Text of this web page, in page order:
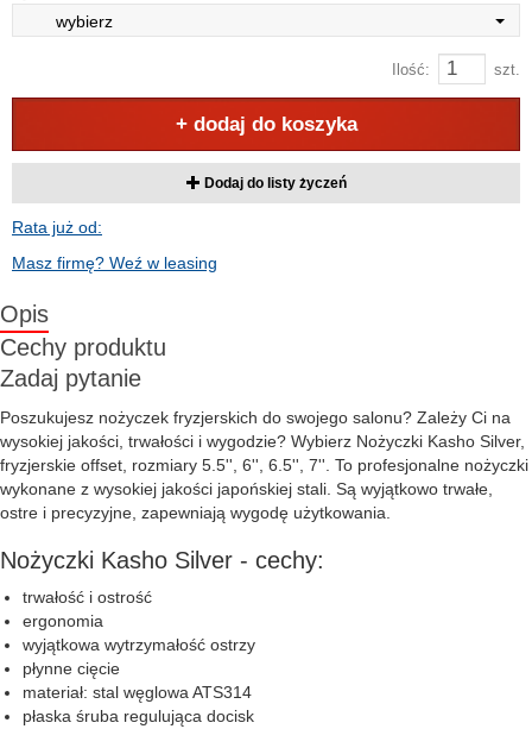
wybierz
Ilość: szt.
+ dodaj do koszyka
Dodaj do listy życzeń
Rata już od:
Masz firmę? Weź w leasing
Opis
Cechy produktu
Zadaj pytanie
Poszukujesz nożyczek fryzjerskich do swojego salonu? Zależy Ci na
wysokiej jakości, trwałości i wygodzie? Wybierz Nożyczki Kasho Silver,
fryzjerskie offset, rozmiary 5.5'', 6'', 6.5'', 7''. To profesjonalne nożyczki
wykonane z wysokiej jakości japońskiej stali. Są wyjątkowo trwałe,
ostre i precyzyjne, zapewniają wygodę użytkowania.
Nożyczki Kasho Silver - cechy:
trwałość i ostrość
ergonomia
wyjątkowa wytrzymałość ostrzy
płynne cięcie
materiał: stal węglowa ATS314
płaska śruba regulująca docisk